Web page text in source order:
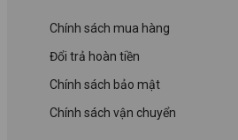
Chính sách mua hàng
Đổi trả hoàn tiền
Chính sách bảo mật
Chính sách vận chuyển